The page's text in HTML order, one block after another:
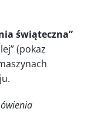
świąteczna”
(pokaz